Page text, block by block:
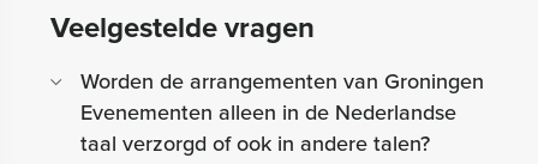
Veelgestelde vragen
Worden de arrangementen van Groningen
Evenementen alleen in de Nederlandse
taal verzorgd of ook in andere talen?